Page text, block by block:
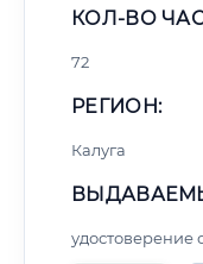
КОЛ-ВО
72
РЕГИОН:
Калуга